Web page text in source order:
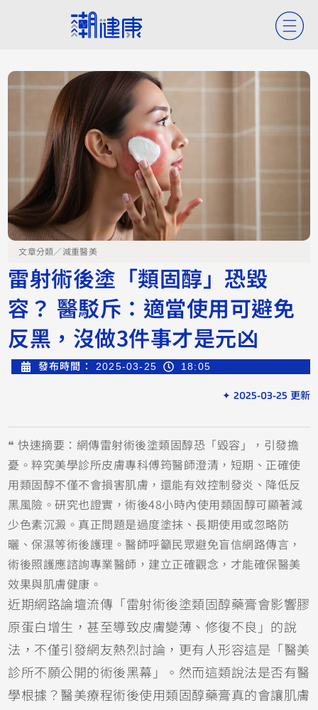
文章分類／減重醫美
雷射術後塗「類固醇」恐毀
容？ 醫駁斥：適當使用可避免
反黑，沒做3件事才是元凶
發布時間： 2025-03-25 18:05
✦ 2025-03-25 更新
❝ 快速摘要：網傳雷射術後塗類固醇恐「毀容」，引發擔
憂。粹究美學診所皮膚專科傅筠醫師澄清，短期、正確使
用類固醇不僅不會損害肌膚，還能有效控制發炎、降低反
黑風險。研究也證實，術後48小時內使用類固醇可顯著減
少色素沉澱。真正問題是過度塗抹、長期使用或忽略防
曬、保濕等術後護理。醫師呼籲民眾避免盲信網路傳言，
術後照護應諮詢專業醫師，建立正確觀念，才能確保醫美
效果與肌膚健康。
近期網路論壇流傳「雷射術後塗類固醇藥膏會影響膠
原蛋白增生，甚至導致皮膚變薄、修復不良」的說
法，不僅引發網友熱烈討論，更有人形容這是「醫美
診所不願公開的術後黑幕」。然而這類說法是否有醫
學根據？醫美療程術後使用類固醇藥膏真的會讓肌膚